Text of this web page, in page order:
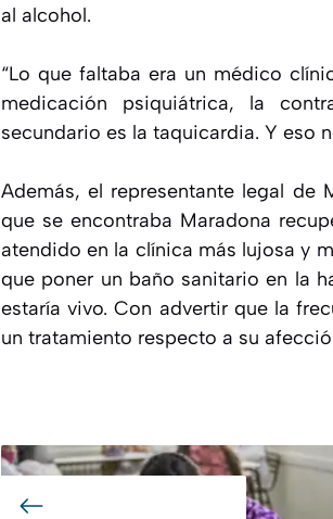
al alcohol.
“Lo que faltaba era un médico
medicación psiquiátrica, la
secundario es la taquicardia. Y eso
Además, el representante legal
que se encontraba Maradona
atendido en la clínica más lujosa y
que poner un baño sanitario en la
estaría vivo. Con advertir que la
un tratamiento respecto a su